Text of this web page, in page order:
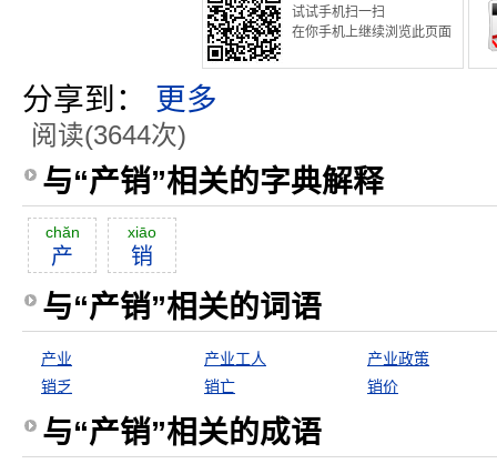
试试手机扫一扫
在你手机上继续浏览此页面
分享到： 更多
阅读(3644次)
与“产销”相关的字典解释
chăn
产
xiāo
销
与“产销”相关的词语
产业 产业工人
产业政策
销乏
销亡 销价
与“产销”相关的成语